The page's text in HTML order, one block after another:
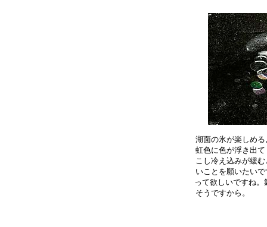
湖面の氷が楽しめ
虹色に色が浮き出
こし冷え込みが緩
いことを願いたい
って欲しいですね